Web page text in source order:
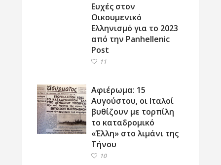
Ευχές στον
Οικουμενικό
Ελληνισμό για το 2023
από την Panhellenic
Post
11
Αφιέρωμα: 15
Αυγούστου, οι Ιταλοί
βυθίζουν με τορπίλη
το καταδρομικό
«Έλλη» στο λιμάνι της
Τήνου
10